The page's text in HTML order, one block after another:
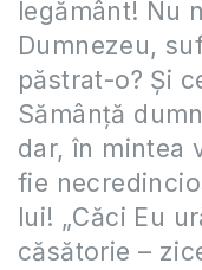
legământ! Nu
Dumnezeu,
păstrat-o? Şi
Sămânţă
dar, în mintea
fie
lui! „Căci Eu
căsătorie –